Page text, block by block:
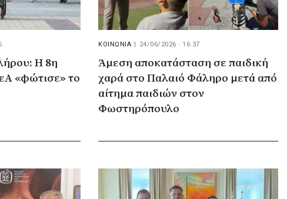
Η 8η
«φώτισε» το
ΚΟΙΝΩΝΙΑ | 24/06/2026 · 16:37
Άμεση αποκατάσταση σε παιδική
χαρά στο Παλαιό Φάληρο μετά από
αίτημα παιδιών στον
Φωστηρόπουλο